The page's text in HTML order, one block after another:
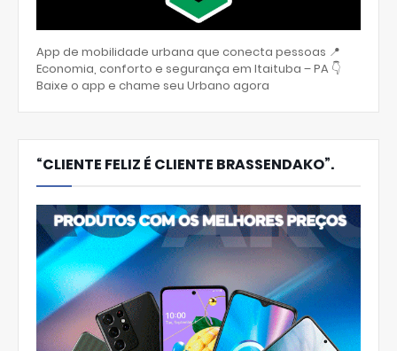
App de mobilidade urbana que conecta pessoas 📍
Economia, conforto e segurança em Itaituba – PA 👇
Baixe o app e chame seu Urbano agora
“CLIENTE FELIZ É CLIENTE BRASSENDAKO”.